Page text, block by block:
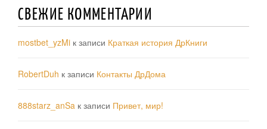
СВЕЖИЕ КОММЕНТАРИИ
mostbet_yzMi к записи Краткая история ДрКниги
RobertDuh к записи Контакты ДрДома
888starz_anSa к записи Привет, мир!